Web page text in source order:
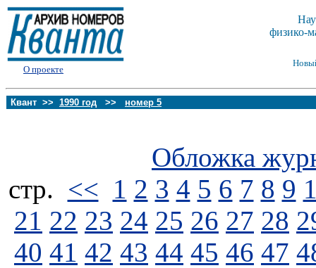
О проекте
физико-
Квант >> 1990 год >> номер 5
Обложка
стp. << 1 2 3 4 5 6 7 8 9
21 22 23 24 25 26 27 28
40 41 42 43 44 45 46 47